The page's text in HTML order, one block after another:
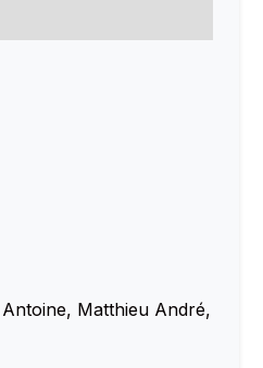
Matthieu André,